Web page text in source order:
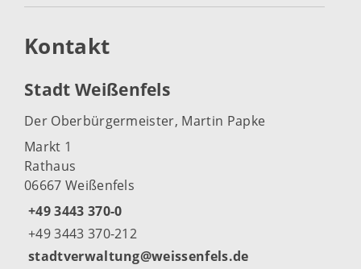
Kontakt
Stadt Weißenfels
Der Oberbürgermeister, Martin Papke
Markt 1
Rathaus
06667 Weißenfels
+49 3443 370-0
+49 3443 370-212
stadtverwaltung@weissenfels.de